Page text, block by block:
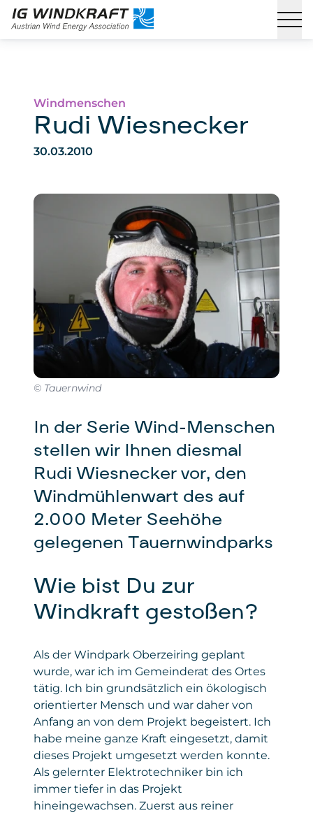
Windmenschen
Rudi Wiesnecker
30.03.2010
© Tauernwind
In der Serie Wind-Menschen
stellen wir Ihnen diesmal
Rudi Wiesnecker vor, den
Windmühlenwart des auf
2.000 Meter Seehöhe
gelegenen Tauernwindparks
Wie bist Du zur
Windkraft gestoßen?
Als der Windpark Oberzeiring geplant
wurde, war ich im Gemeinderat des Ortes
tätig. Ich bin grundsätzlich ein ökologisch
orientierter Mensch und war daher von
Anfang an von dem Projekt begeistert. Ich
habe meine ganze Kraft eingesetzt, damit
dieses Projekt umgesetzt werden konnte.
Als gelernter Elektrotechniker bin ich
immer tiefer in das Projekt
hineingewachsen. Zuerst aus reiner